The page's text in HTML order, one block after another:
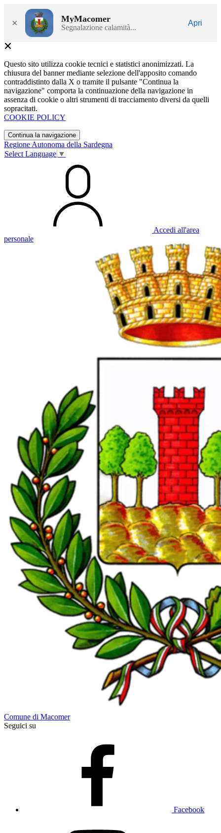
× MyMacomer
Segnalazione calamità...
Apri
Questo sito utilizza cookie tecnici e statistici anonimizzati. La
chiusura del banner mediante selezione dell'apposito comando
contraddistinto dalla X o tramite il pulsante "Continua la
navigazione" comporta la continuazione della navigazione in
assenza di cookie o altri strumenti di tracciamento diversi da quelli
sopracitati.
COOKIE POLICY
Continua la navigazione
Regione Autonoma della Sardegna
Select Language ▼
Accedi all'area
personale
Comune di Macomer
Seguici su
Facebook